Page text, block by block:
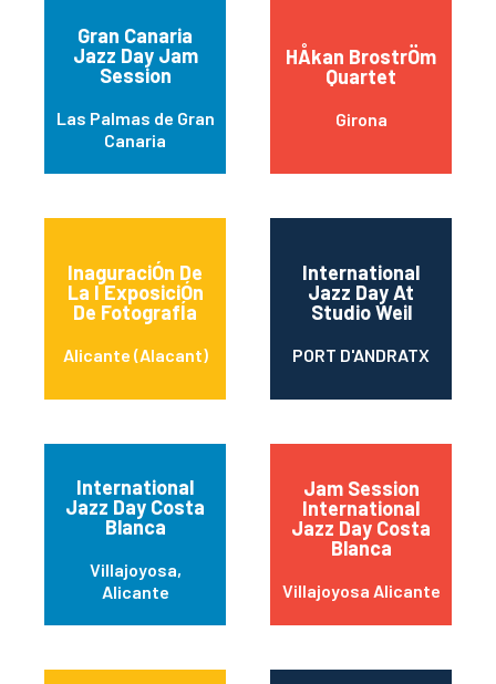
Gran Canaria
Jazz Day Jam
Session
Las Palmas de Gran
Canaria
HÅkan BrostrÖm
Quartet
Girona
InaguraciÓn De
La I ExposiciÓn
De FotografÍa
Alicante (Alacant)
International
Jazz Day At
Studio Weil
PORT D'ANDRATX
International
Jazz Day Costa
Blanca
Villajoyosa,
Alicante
Jam Session
International
Jazz Day Costa
Blanca
Villajoyosa Alicante